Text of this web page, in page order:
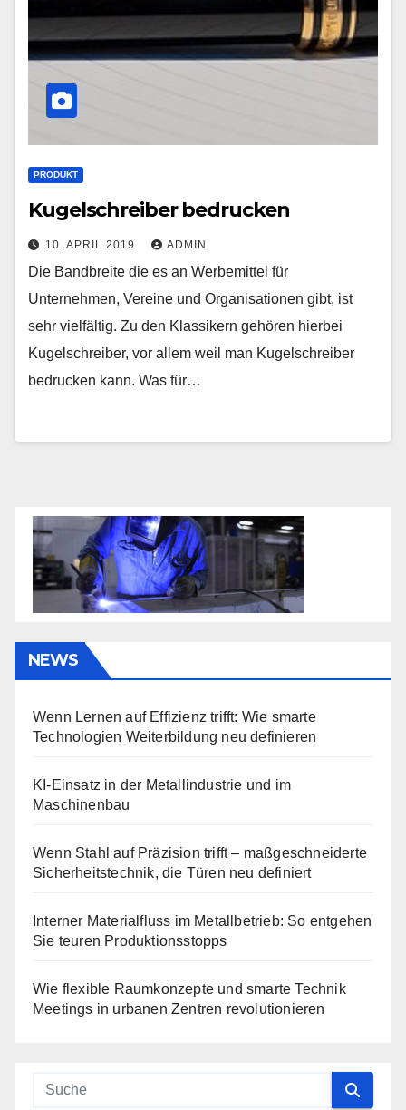
PRODUKT
Kugelschreiber bedrucken
10. APRIL 2019 ADMIN
Die Bandbreite die es an Werbemittel für
Unternehmen, Vereine und Organisationen gibt, ist
sehr vielfältig. Zu den Klassikern gehören hierbei
Kugelschreiber, vor allem weil man Kugelschreiber
bedrucken kann. Was für…
NEWS
Wenn Lernen auf Effizienz trifft: Wie smarte
Technologien Weiterbildung neu definieren
KI-Einsatz in der Metallindustrie und im
Maschinenbau
Wenn Stahl auf Präzision trifft – maßgeschneiderte
Sicherheitstechnik, die Türen neu definiert
Interner Materialfluss im Metallbetrieb: So entgehen
Sie teuren Produktionsstopps
Wie flexible Raumkonzepte und smarte Technik
Meetings in urbanen Zentren revolutionieren